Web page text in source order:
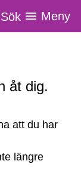
Sök Meny
åt dig.
att du har
längre